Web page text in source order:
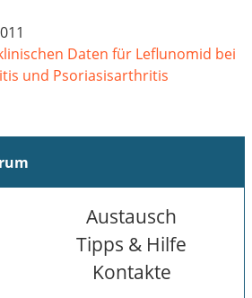
Daten für Leflunomid bei
und Psoriasisarthritis
Austausch
Tipps & Hilfe
Kontakte